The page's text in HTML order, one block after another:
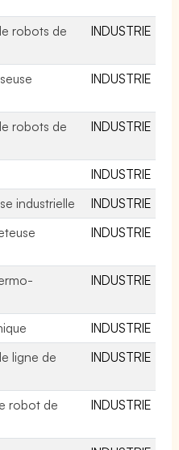
robots de
INDUSTRIE
INDUSTRIE
robots de
INDUSTRIE
INDUSTRIE
industrielle
INDUSTRIE
INDUSTRIE
INDUSTRIE
INDUSTRIE
ligne de
INDUSTRIE
robot de
INDUSTRIE